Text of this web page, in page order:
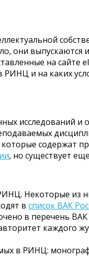
они выпускаются
на
и на каких
исследований и
содержат
, но существует
Некоторые из
в список ВАК
в перечень ВАК
каждого
в РИНЦ: